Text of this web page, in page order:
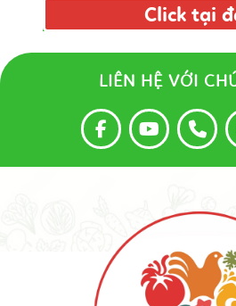
Click tại
LIÊN HỆ VỚI